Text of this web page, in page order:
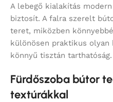
A lebegő kialakítás
biztosít. A falra szerelt
teret, miközben
különösen praktikus olyan
könnyű tisztán tarthatóság.
Fürdőszoba bútor
textúrákkal